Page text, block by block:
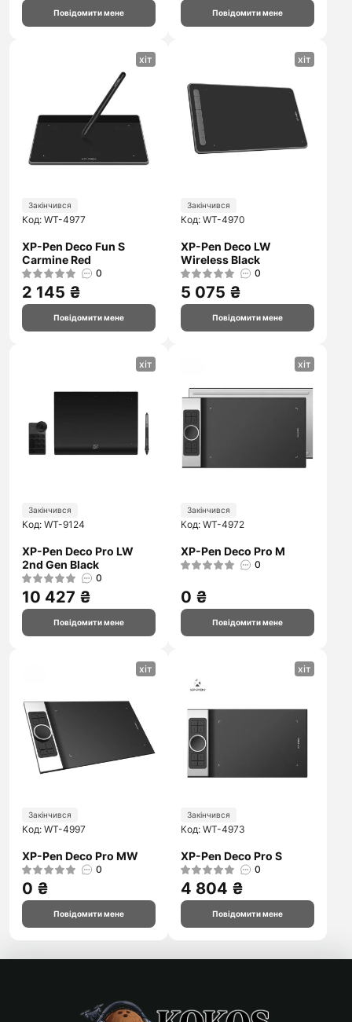
Повідомити мене Повідомити мене
хіт
Закінчився
Код: WT-4977
XP-Pen Deco Fun S
Carmine Red
0
2 145 ₴
Повідомити мене
хіт
Закінчився
Код: WT-4970
XP-Pen Deco LW
Wireless Black
0
5 075 ₴
Повідомити мене
хіт
Закінчився
Код: WT-9124
XP-Pen Deco Pro LW
2nd Gen Black
0
10 427 ₴
Повідомити мене
хіт
Закінчився
Код: WT-4972
XP-Pen Deco Pro M
0
0 ₴
Повідомити мене
хіт
Закінчився
Код: WT-4997
XP-Pen Deco Pro MW
0
0 ₴
Повідомити мене
хіт
Закінчився
Код: WT-4973
XP-Pen Deco Pro S
0
4 804 ₴
Повідомити мене